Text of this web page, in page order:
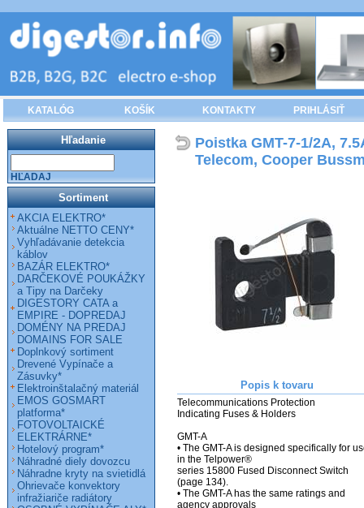
KATALÓG KOŠÍK KONTAKTY PRIHLÁSIŤ
Poistka GMT-7-1/2A,
Telecom, Cooper
Popis k tovaru
Telecommunications Protection
Indicating Fuses & Holders
GMT-A
• The GMT-A is designed specifically for
in the Telpower®
series 15800 Fused Disconnect Switch
(page 134).
• The GMT-A has the same ratings and
agency approvals
Hľadanie
HĽADAJ
Sortiment
AKCIA ELEKTRO*
Aktuálne NETTO CENY*
Vyhľadávanie detekcia
káblov
BAZÁR ELEKTRO*
DARČEKOVÉ POUKÁŽKY
a Tipy na Darčeky
DIGESTORY CATA a
EMPIRE - DOPREDAJ
DOMÉNY NA PREDAJ
DOMAINS FOR SALE
Doplnkový sortiment
Drevené Vypínače a
Zásuvky*
Elektroinštalačný materiál
EMOS GOSMART
platforma*
FOTOVOLTAICKÉ
ELEKTRÁRNE*
Hotelový program*
Náhradné diely dovozcu
Náhradne kryty na svietidlá
Ohrievače konvektory
infražiariče radiátory